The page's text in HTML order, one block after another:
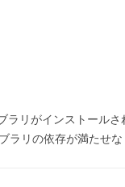
ラリがインストールさ
ラリの依存が満たせ